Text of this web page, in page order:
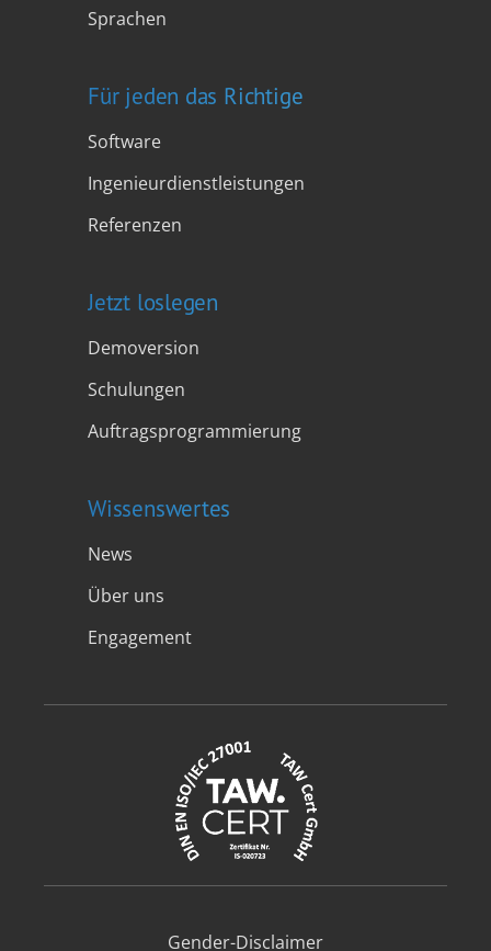
Sprachen
Für jeden das Richtige
Software
Ingenieurdienstleistungen
Referenzen
Jetzt loslegen
Demoversion
Schulungen
Auftragsprogrammierung
Wissenswertes
News
Über uns
Engagement
Gender-Disclaimer